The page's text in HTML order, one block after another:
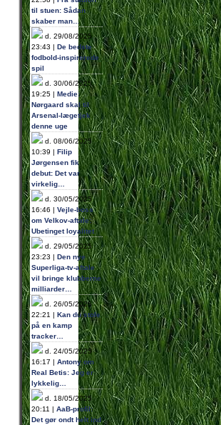
til stuen: Sådan
skaber man…
d. 29/08/2025
23:43 | De bedste
fodbold-inspirerede
spil
d. 30/06/2025
19:25 | Medie:
Nørgaard skal til
Arsenal-lægetjek
denne uge
d. 08/06/2025
10:39 | Filip
Jørgensen fik
debut: Det var
virkelig…
d. 30/05/2025
16:46 | Vejle-boss
om Velkov-aftale:
Ubetinget loyalitet
d. 29/05/2025
23:23 | Den nye
Superliga-tv-aftale
vil bringe klubberne
milliarder…
d. 26/05/2025
22:21 | Kan du stole
på en kamp
tracker…
d. 24/05/2025
16:17 | Antony om
Real Betis: Jeg er
lykkelig…
d. 18/05/2025
20:11 | AaB-profil:
Det gør ondt helt ind